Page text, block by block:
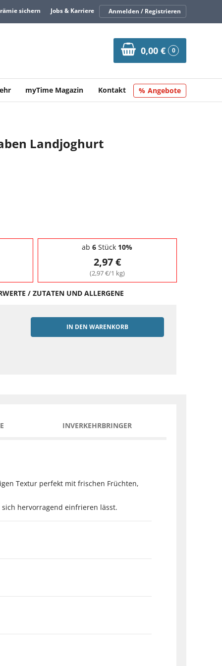
sichern Jobs & Karriere Anmelden / Registrieren
0,00 € 0
myTime Magazin Kontakt Angebote
Landjoghurt
ab 6 Stück 10%
2,97 €
(2,97 €/1 kg)
/ ZUTATEN UND ALLERGENE
IN DEN WARENKORB
INVERKEHRBRINGER
Textur perfekt mit frischen Früchten,
hervorragend einfrieren lässt.